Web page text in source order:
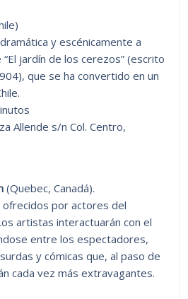
y escénicamente a
jardín de los cerezos” (escrito
que se ha convertido en un
Allende s/n Col. Centro,
(Quebec, Canadá).
por actores del
artistas interactuarán con el
entre los espectadores,
y cómicas que, al paso de
cada vez más extravagantes.